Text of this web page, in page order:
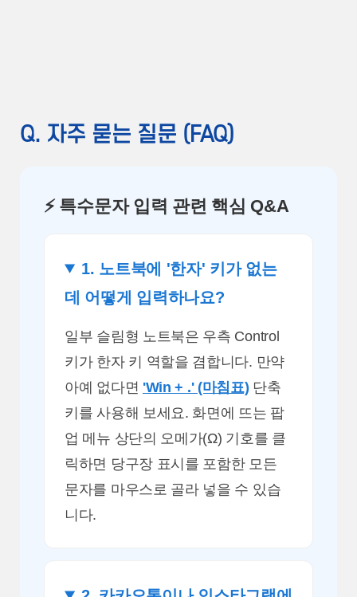
Q. 자주 묻는 질문 (FAQ)
⚡ 특수문자 입력 관련 핵심 Q&A
1. 노트북에 '한자' 키가 없는
데 어떻게 입력하나요?
일부 슬림형 노트북은 우측 Control
키가 한자 키 역할을 겸합니다. 만약
아예 없다면 'Win + .' (마침표) 단축
키를 사용해 보세요. 화면에 뜨는 팝
업 메뉴 상단의 오메가(Ω) 기호를 클
릭하면 당구장 표시를 포함한 모든
문자를 마우스로 골라 넣을 수 있습
니다.